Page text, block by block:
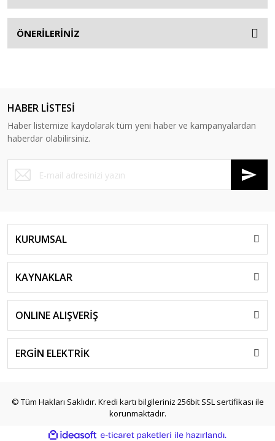
ÖNERİLERİNİZ
HABER LİSTESİ
Haber listemize kaydolarak tüm yeni haber ve kampanyalardan
haberdar olabilirsiniz.
KURUMSAL
KAYNAKLAR
ONLINE ALIŞVERİŞ
ERGİN ELEKTRİK
© Tüm Hakları Saklıdır. Kredi kartı bilgileriniz 256bit SSL sertifikası ile
korunmaktadır.
ideasoft e-